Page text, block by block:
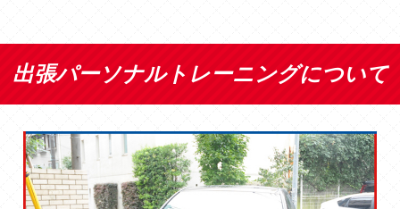
出張パーソナルトレーニングについて